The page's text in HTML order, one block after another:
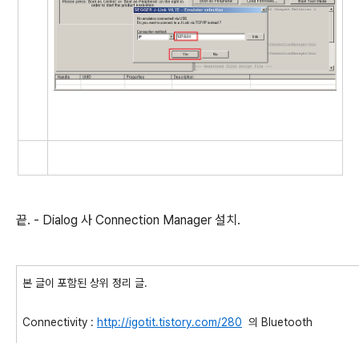
끝. - Dialog 사 Connection Manager 설치.
본 글이 포함된 상위 정리 글.
Connectivity : http://igotit.tistory.com/280 의 Bluetooth